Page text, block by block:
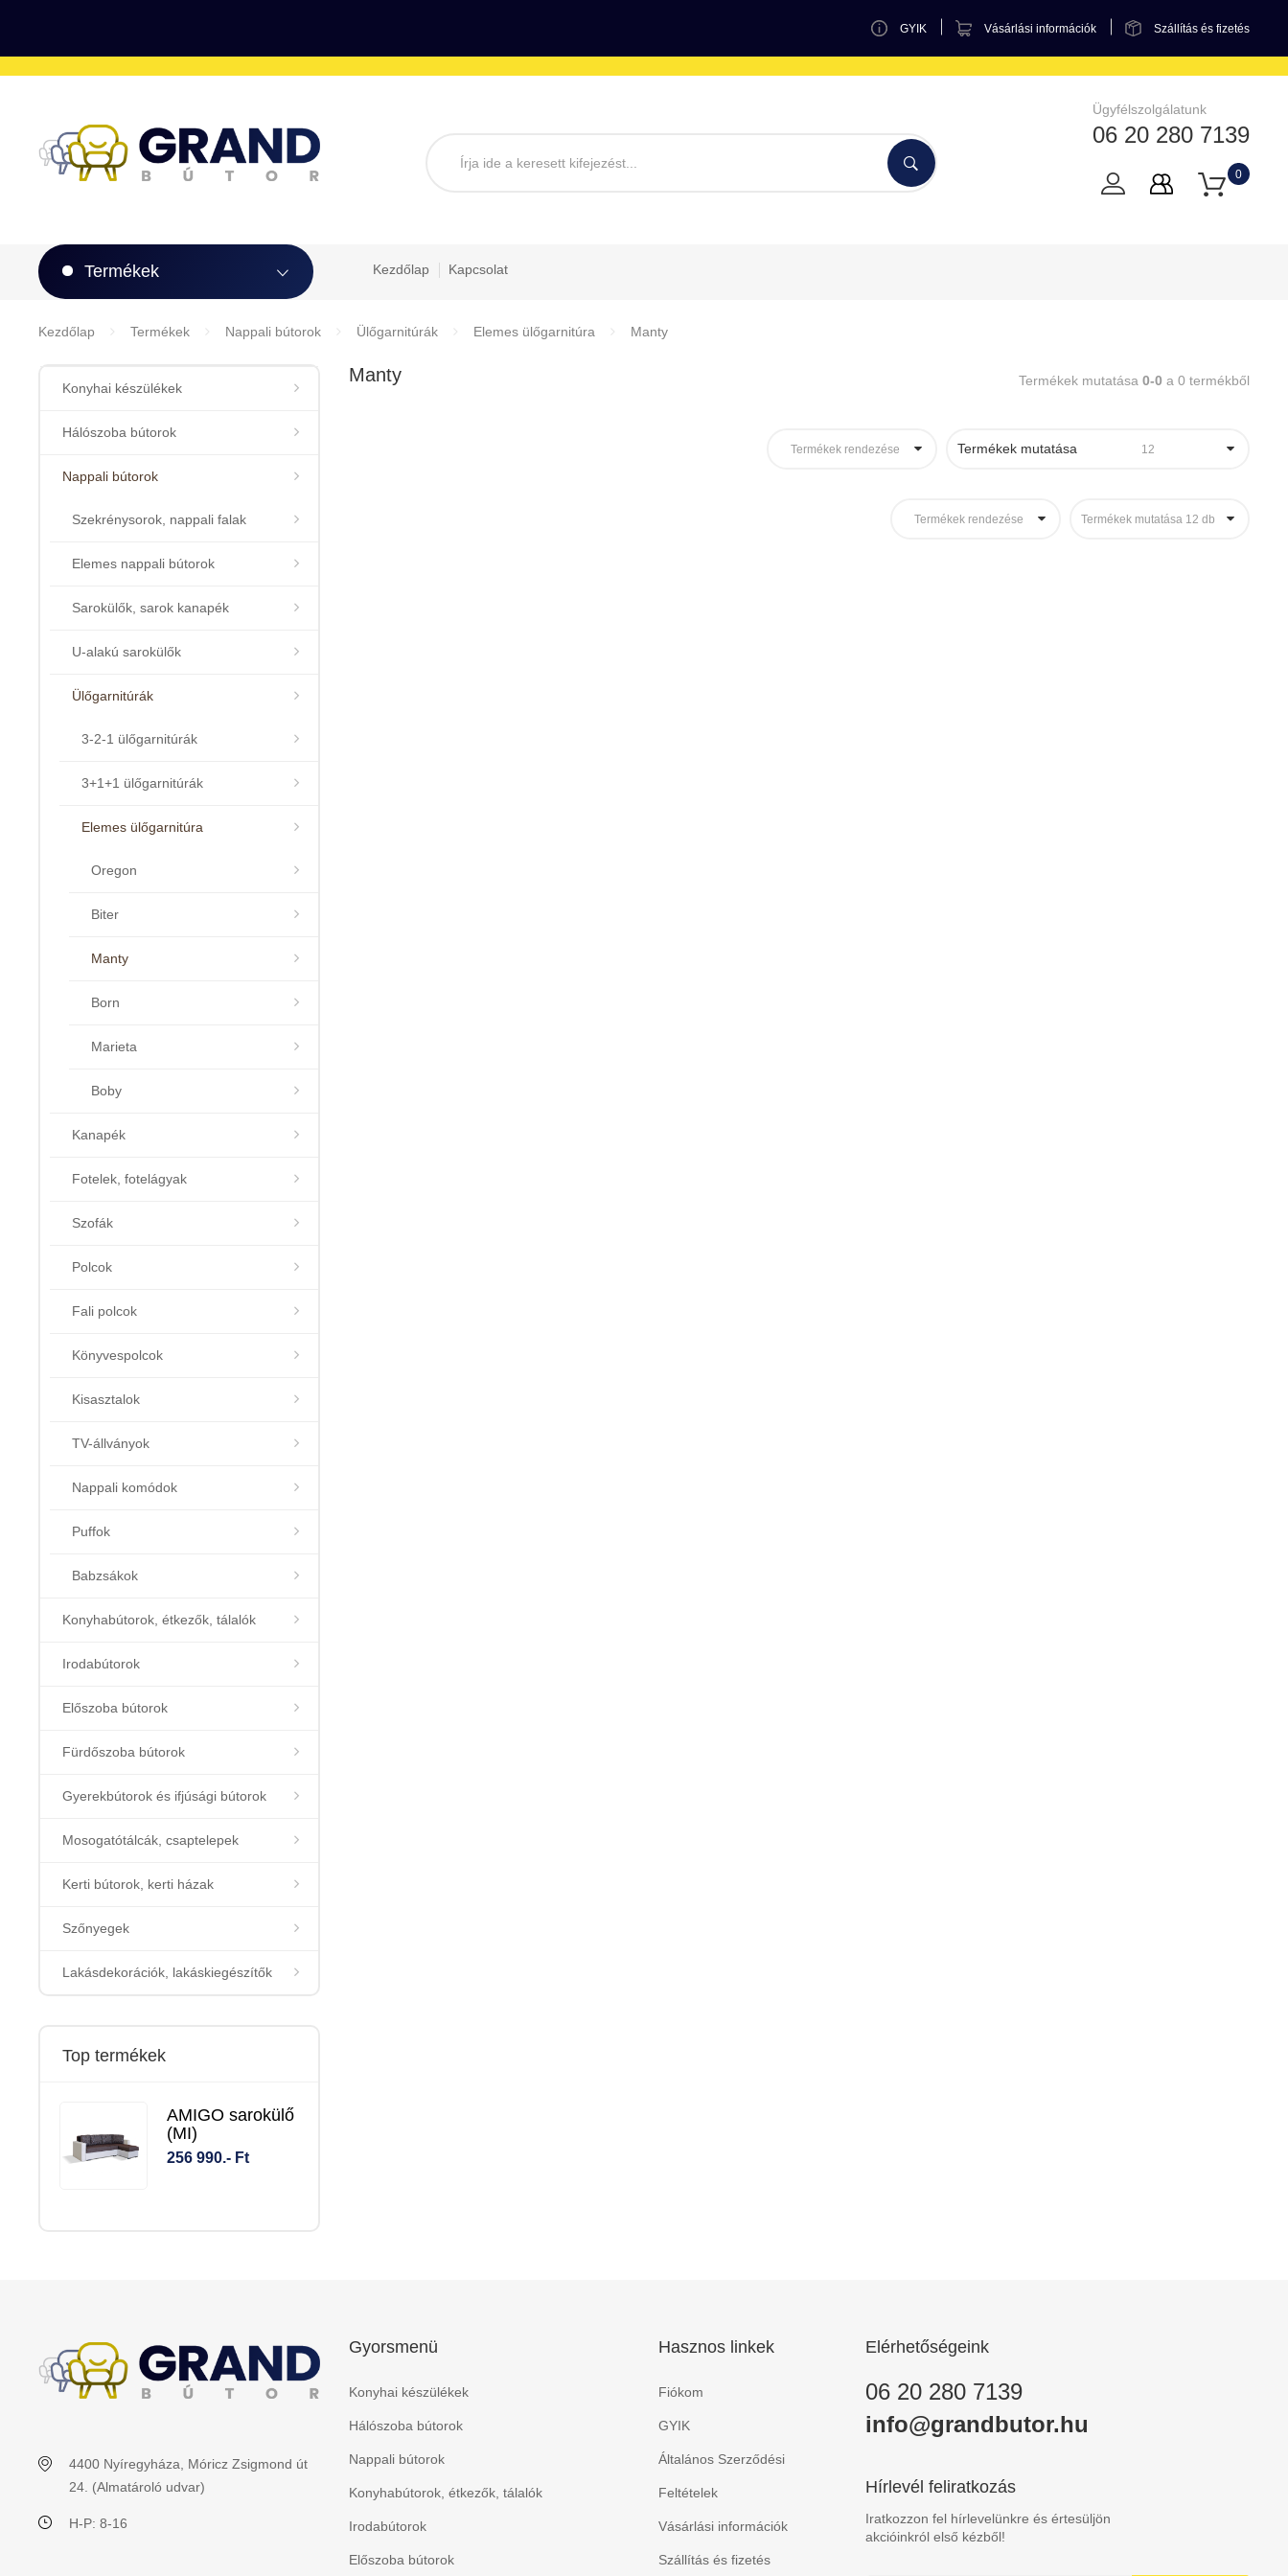
GYIK Vásárlási információk Szállítás és fizetés
Ügyfélszolgálatunk
06 20 280 7139
0
Termékek Kezdőlap Kapcsolat
Kezdőlap Termékek Nappali bútorok Ülőgarnitúrák Elemes ülőgarnitúra Manty
Konyhai készülékek
Hálószoba bútorok
Nappali bútorok
Szekrénysorok, nappali falak
Elemes nappali bútorok
Sarokülők, sarok kanapék
U-alakú sarokülők
Ülőgarnitúrák
3-2-1 ülőgarnitúrák
3+1+1 ülőgarnitúrák
Elemes ülőgarnitúra
Oregon
Biter
Manty
Born
Marieta
Boby
Kanapék
Fotelek, fotelágyak
Szofák
Polcok
Fali polcok
Könyvespolcok
Kisasztalok
TV-állványok
Nappali komódok
Puffok
Babzsákok
Konyhabútorok, étkezők, tálalók
Irodabútorok
Előszoba bútorok
Fürdőszoba bútorok
Gyerekbútorok és ifjúsági bútorok
Mosogatótálcák, csaptelepek
Kerti bútorok, kerti házak
Szőnyegek
Lakásdekorációk, lakáskiegészítők
Top termékek
AMIGO sarokülő
(MI)
256 990.- Ft
Manty Termékek mutatása 0-0 a 0 termékből
Termékek rendezése Termékek mutatása 12
Termékek rendezése Termékek mutatása 12 db
4400 Nyíregyháza, Móricz Zsigmond út
24. (Almatároló udvar)
H-P: 8-16
Gyorsmenü
Konyhai készülékek
Hálószoba bútorok
Nappali bútorok
Konyhabútorok, étkezők, tálalók
Irodabútorok
Előszoba bútorok
Hasznos linkek
Fiókom
GYIK
Általános Szerződési
Feltételek
Vásárlási információk
Szállítás és fizetés
Elérhetőségeink
06 20 280 7139
info@grandbutor.hu
Hírlevél feliratkozás
Iratkozzon fel hírlevelünkre és értesüljön
akcióinkról első kézből!